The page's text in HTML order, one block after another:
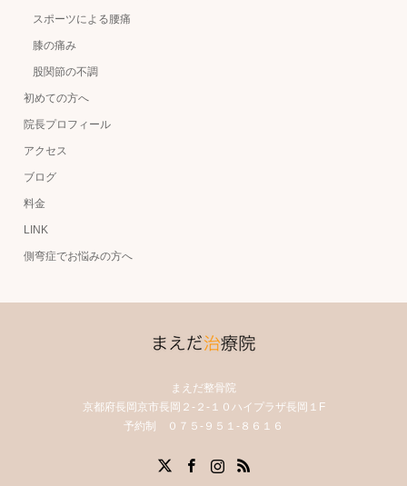
スポーツによる腰痛
膝の痛み
股関節の不調
初めての方へ
院長プロフィール
アクセス
ブログ
料金
LINK
側弯症でお悩みの方へ
まえだ整骨院
京都府長岡京市長岡２-２-１０ハイプラザ長岡１F
予約制 ０７５-９５１-８６１６
RSS